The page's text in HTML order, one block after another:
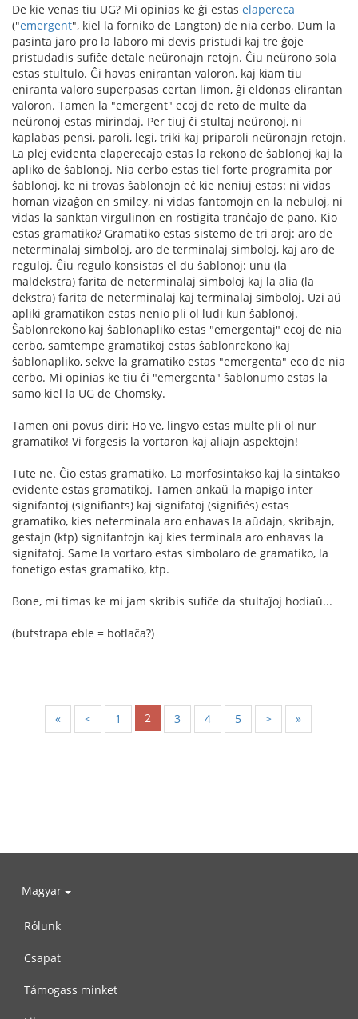
De kie venas tiu UG? Mi opinias ke ĝi estas elapereca
("emergent", kiel la forniko de Langton) de nia cerbo. Dum la
pasinta jaro pro la laboro mi devis pristudi kaj tre ĝoje
pristudadis sufiĉe detale neŭronajn retojn. Ĉiu neŭrono sola
estas stultulo. Ĝi havas enirantan valoron, kaj kiam tiu
eniranta valoro superpasas certan limon, ĝi eldonas elirantan
valoron. Tamen la "emergent" ecoj de reto de multe da
neŭronoj estas mirindaj. Per tiuj ĉi stultaj neŭronoj, ni
kaplabas pensi, paroli, legi, triki kaj priparoli neŭronajn retojn.
La plej evidenta elaperecaĵo estas la rekono de ŝablonoj kaj la
apliko de ŝablonoj. Nia cerbo estas tiel forte programita por
ŝablonoj, ke ni trovas ŝablonojn eĉ kie neniuj estas: ni vidas
homan vizaĝon en smiley, ni vidas fantomojn en la nebuloj, ni
vidas la sanktan virgulinon en rostigita tranĉaĵo de pano. Kio
estas gramatiko? Gramatiko estas sistemo de tri aroj: aro de
neterminalaj simboloj, aro de terminalaj simboloj, kaj aro de
reguloj. Ĉiu regulo konsistas el du ŝablonoj: unu (la
maldekstra) farita de neterminalaj simboloj kaj la alia (la
dekstra) farita de neterminalaj kaj terminalaj simboloj. Uzi aŭ
apliki gramatikon estas nenio pli ol ludi kun ŝablonoj.
Ŝablonrekono kaj ŝablonapliko estas "emergentaj" ecoj de nia
cerbo, samtempe gramatikoj estas ŝablonrekono kaj
ŝablonapliko, sekve la gramatiko estas "emergenta" eco de nia
cerbo. Mi opinias ke tiu ĉi "emergenta" ŝablonumo estas la
samo kiel la UG de Chomsky.
Tamen oni povus diri: Ho ve, lingvo estas multe pli ol nur
gramatiko! Vi forgesis la vortaron kaj aliajn aspektojn!
Tute ne. Ĉio estas gramatiko. La morfosintakso kaj la sintakso
evidente estas gramatikoj. Tamen ankaŭ la mapigo inter
signifantoj (signifiants) kaj signifatoj (signifiés) estas
gramatiko, kies neterminala aro enhavas la aŭdajn, skribajn,
gestajn (ktp) signifantojn kaj kies terminala aro enhavas la
signifatoj. Same la vortaro estas simbolaro de gramatiko, la
fonetigo estas gramatiko, ktp.
Bone, mi timas ke mi jam skribis sufiĉe da stultaĵoj hodiaŭ...
(butstrapa eble = botlaĉa?)
« < 1 2 3 4 5 > »
Magyar
Rólunk
Csapat
Támogass minket